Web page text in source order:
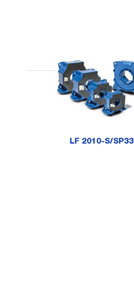
LF 2010-S/SP33